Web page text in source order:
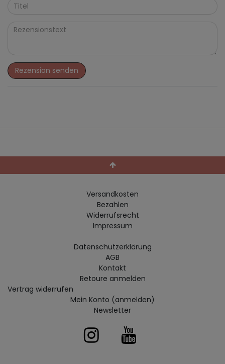
Rezension senden
Versandkosten
Bezahlen
Widerrufs­recht
Impressum
Daten­schutz­erklärung
AGB
Kontakt
Retoure anmelden
Vertrag widerrufen
Mein Konto (anmelden)
Newsletter